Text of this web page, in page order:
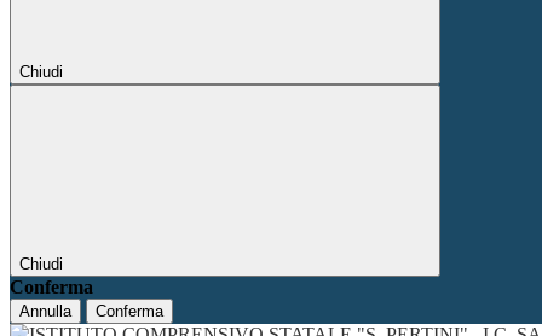
Chiudi
Chiudi
Conferma
Annulla Conferma